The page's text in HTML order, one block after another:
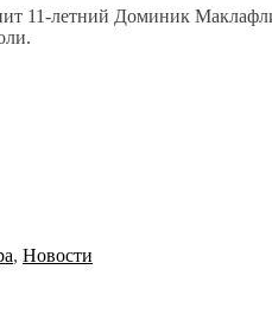
11-летний Доминик
, Новости